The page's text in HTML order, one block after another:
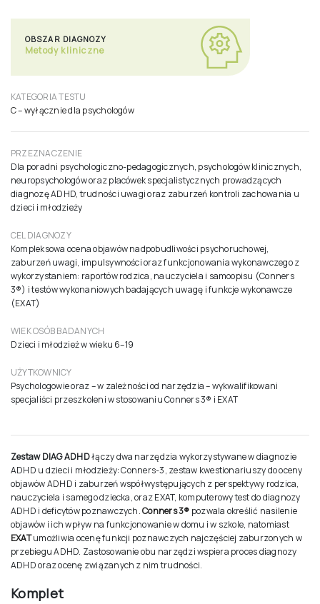
OBSZAR DIAGNOZY
Metody kliniczne
KATEGORIA TESTU
C – wyłącznie dla psychologów
PRZEZNACZENIE
Dla poradni psychologiczno-pedagogicznych, psychologów klinicznych,
neuropsychologów oraz placówek specjalistycznych prowadzących
diagnozę ADHD, trudności uwagi oraz zaburzeń kontroli zachowania u
dzieci i młodzieży
CEL DIAGNOZY
Kompleksowa ocena objawów nadpobudliwości psychoruchowej,
zaburzeń uwagi, impulsywności oraz funkcjonowania wykonawczego z
wykorzystaniem: raportów rodzica, nauczyciela i samoopisu (Conners
3®) i testów wykonaniowych badających uwagę i funkcje wykonawcze
(EXAT)
WIEK OSÓB BADANYCH
Dzieci i młodzież w wieku 6–19
UŻYTKOWNICY
Psychologowie oraz – w zależności od narzędzia – wykwalifikowani
specjaliści przeszkoleni w stosowaniu Conners 3® i EXAT
Zestaw DIAG ADHDłączy dwa narzędzia wykorzystywane w diagnozie
ADHD u dzieci i młodzieży: Conners-3, zestaw kwestionariuszy do oceny
objawów ADHD i zaburzeń współwystępujących z perspektywy rodzica,
nauczyciela i samego dziecka, oraz EXAT, komputerowy test do diagnozy
ADHD i deficytów poznawczych.Conners 3® pozwala określić nasilenie
objawów i ich wpływ na funkcjonowanie w domu i w szkole, natomiast
EXATumożliwia ocenę funkcji poznawczych najczęściej zaburzonych w
przebiegu ADHD. Zastosowanie obu narzędzi wspiera proces diagnozy
ADHD oraz ocenę związanych z nim trudności.
Komplet